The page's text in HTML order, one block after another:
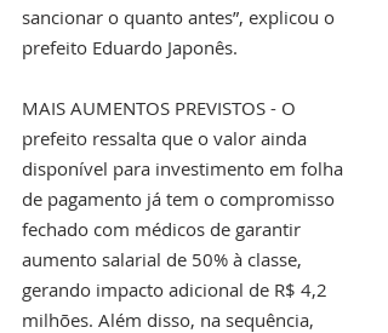
sancionar o quanto antes”, explicou o
prefeito Eduardo Japonês.
MAIS AUMENTOS PREVISTOS - O
prefeito ressalta que o valor ainda
disponível para investimento em folha
de pagamento já tem o compromisso
fechado com médicos de garantir
aumento salarial de 50% à classe,
gerando impacto adicional de R$ 4,2
milhões. Além disso, na sequência,